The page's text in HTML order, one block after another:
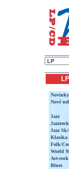
LP
Novinky
Nové
Jazz
Jazz
Klasika
Folk/
World
Art-rock
Blues